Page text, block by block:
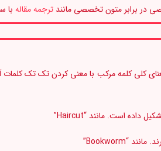
در برابر متون تخصصی مانند ترجمه مقاله با
کلی کلمه مرکب با معنی کردن تک تک